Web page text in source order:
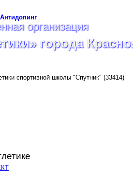
организация
города
Антидопинг
спортивной школы "Спутник" (33414)